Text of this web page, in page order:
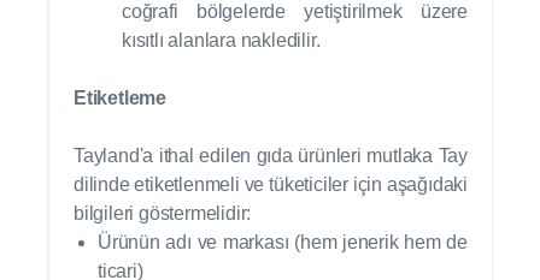
coğrafi bölgelerde yetiştirilmek üzere
kısıtlı alanlara nakledilir.
Etiketleme
Tayland'a ithal edilen gıda ürünleri mutlaka Tay
dilinde etiketlenmeli ve tüketiciler için aşağıdaki
bilgileri göstermelidir:
Ürünün adı ve markası (hem jenerik hem de
ticari)